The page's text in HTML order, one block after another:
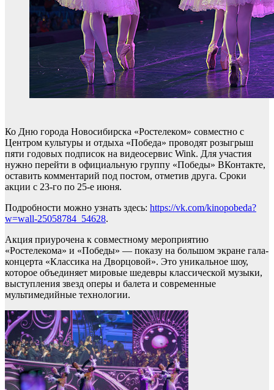
Ко Дню города Новосибирска «Ростелеком» совместно с
Центром культуры и отдыха «Победа» проводят розыгрыш
пяти годовых подписок на видеосервис Wink. Для участия
нужно перейти в официальную группу «Победы» ВКонтакте,
оставить комментарий под постом, отметив друга. Сроки
акции с 23-го по 25-е июня.
Подробности можно узнать здесь: https://vk.com/kinopobeda?
w=wall-25058784_54628.
Акция приурочена к совместному мероприятию
«Ростелекома» и «Победы» — показу на большом экране гала-
концерта «Классика на Дворцовой». Это уникальное шоу,
которое объединяет мировые шедевры классической музыки,
выступления звезд оперы и балета и современные
мультимедийные технологии.